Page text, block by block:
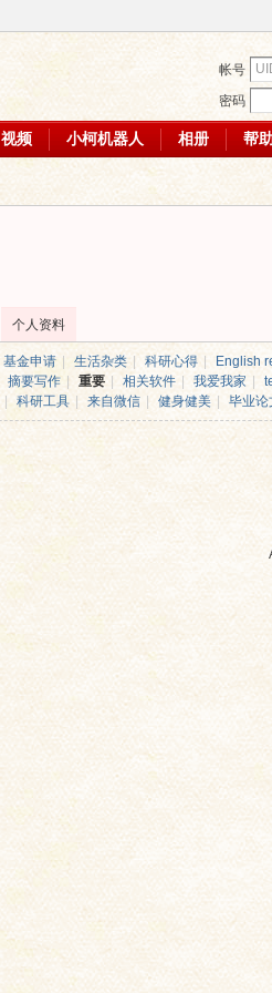
帐号
密码
视频 小柯机器人 相册 帮
个人资料
基金申请 生活杂类 科研心得 English
摘要写作 | 重要 相关软件 我爱我家
科研工具 来自微信 健身健美 毕业论